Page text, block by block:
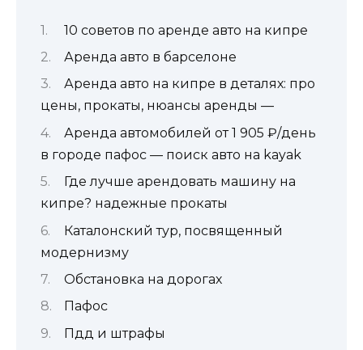
10 советов по аренде авто на кипре
Аренда авто в барселоне
Аренда авто на кипре в деталях: про
цены, прокаты, нюансы аренды —
Аренда автомобилей от 1 905 ₽/день
в городе пафос — поиск авто на kayak
Где лучше арендовать машину на
кипре? надежные прокаты
Каталонский тур, посвященный
модернизму
Обстановка на дорогах
Пафос
Пдд и штрафы